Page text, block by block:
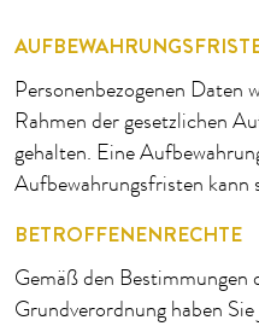
Personenbezogenen Daten
Rahmen der gesetzlichen
gehalten. Eine
Aufbewahrungsfristen kann
BETROFFENENRECHTE
Gemäß den
Grundverordnung haben